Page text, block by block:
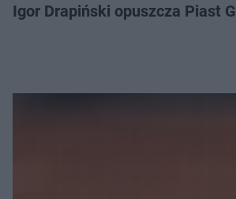
Igor Drapiński opuszcza Piast